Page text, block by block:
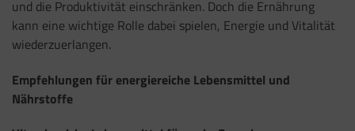
und die Produktivität einschränken. Doch die Ernährung
kann eine wichtige Rolle dabei spielen, Energie und Vitalität
wiederzuerlangen.
Empfehlungen für energiereiche Lebensmittel und
Nährstoffe